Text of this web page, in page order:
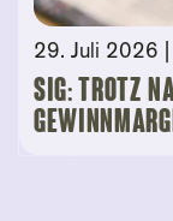
29. Juli 2026
SIG: Trotz